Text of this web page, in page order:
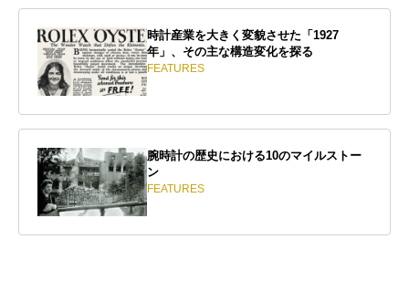
時計産業を大きく変貌させた「1927
年」、その主な構造変化を探る
FEATURES
腕時計の歴史における10のマイルストー
ン
FEATURES